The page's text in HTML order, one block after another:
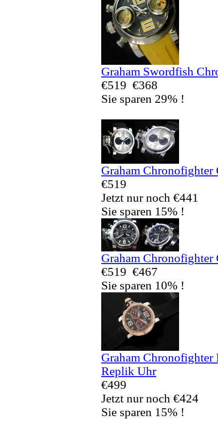
Graham Swordfish
€519 €368
Sie sparen 29% !
Graham
€519
Jetzt nur noch €441
Sie sparen 15% !
Graham
€519 €467
Sie sparen 10% !
Graham
Replik Uhr
€499
Jetzt nur noch €424
Sie sparen 15% !